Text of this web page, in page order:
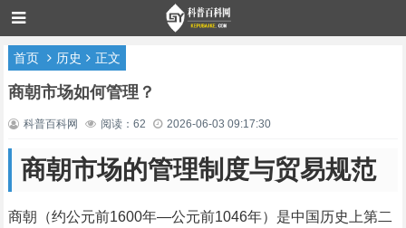
首页 历史 正文
商朝市场如何管理？
科普百科网 阅读：62 2026-06-03 09:17:30
商朝市场的管理制度与贸易规范
商朝（约公元前1600年—公元前1046年）是中国历史上第二